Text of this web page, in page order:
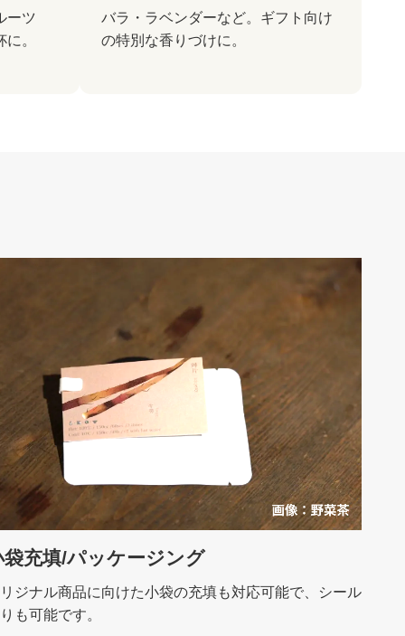
ーツ
。
バラ・ラベンダーなど。ギフト向け
の特別な香りづけに。
袋充填/パッケージング
ジナル商品に向けた小袋の充填も対応可能で、シール
も可能です。